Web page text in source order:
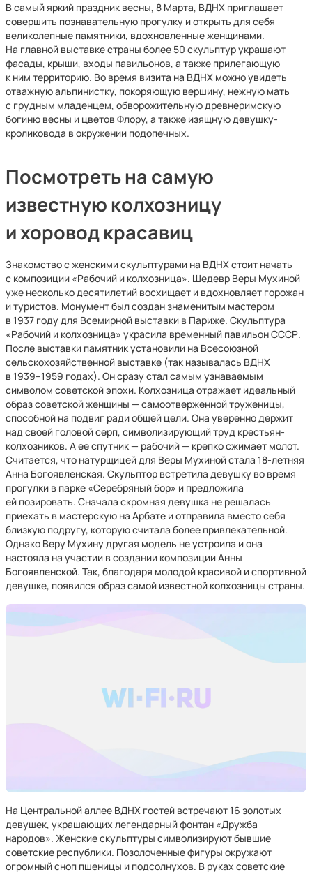
В самый яркий праздник весны, 8 Марта, ВДНХ приглашает
совершить познавательную прогулку и открыть для себя
великолепные памятники, вдохновленные женщинами.
На главной выставке страны более 50 скульптур украшают
фасады, крыши, входы павильонов, а также прилегающую
к ним территорию. Во время визита на ВДНХ можно увидеть
отважную альпинистку, покоряющую вершину, нежную мать
с грудным младенцем, обворожительную древнеримскую
богиню весны и цветов Флору, а также изящную девушку-
кроликовода в окружении подопечных.
Посмотреть на самую
известную колхозницу
и хоровод красавиц
Знакомство с женскими скульптурами на ВДНХ стоит начать
с композиции «Рабочий и колхозница». Шедевр Веры Мухиной
уже несколько десятилетий восхищает и вдохновляет горожан
и туристов. Монумент был создан знаменитым мастером
в 1937 году для Всемирной выставки в Париже. Скульптура
«Рабочий и колхозница» украсила временный павильон СССР.
После выставки памятник установили на Всесоюзной
сельскохозяйственной выставке (так называлась ВДНХ
в 1939–1959 годах). Он сразу стал самым узнаваемым
символом советской эпохи. Колхозница отражает идеальный
образ советской женщины — самоотверженной труженицы,
способной на подвиг ради общей цели. Она уверенно держит
над своей головой серп, символизирующий труд крестьян-
колхозников. А ее спутник — рабочий — крепко сжимает молот.
Считается, что натурщицей для Веры Мухиной стала 18-летняя
Анна Богоявленская. Скульптор встретила девушку во время
прогулки в парке «Серебряный бор» и предложила
ей позировать. Сначала скромная девушка не решалась
приехать в мастерскую на Арбате и отправила вместо себя
близкую подругу, которую считала более привлекательной.
Однако Веру Мухину другая модель не устроила и она
настояла на участии в создании композиции Анны
Богоявленской. Так, благодаря молодой красивой и спортивной
девушке, появился образ самой известной колхозницы страны.
На Центральной аллее ВДНХ гостей встречают 16 золотых
девушек, украшающих легендарный фонтан «Дружба
народов». Женские скульптуры символизируют бывшие
советские республики. Позолоченные фигуры окружают
огромный сноп пшеницы и подсолнухов. В руках советские